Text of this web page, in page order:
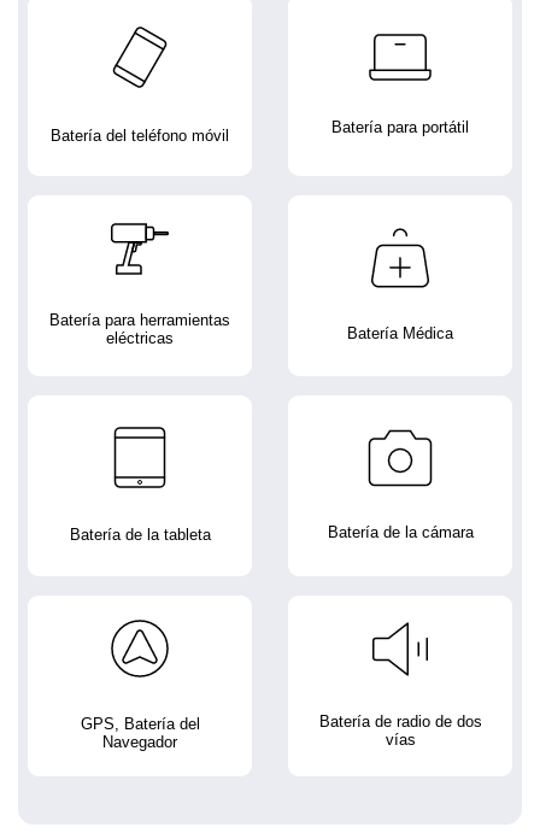
Batería del teléfono móvil Batería para portátil
Batería para herramientas
eléctricas
Batería Médica
Batería de la tableta Batería de la cámara
GPS, Batería del
Navegador
Batería de radio de dos
vías